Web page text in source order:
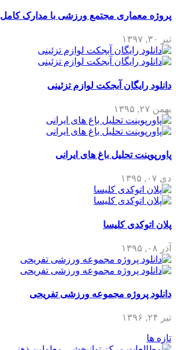
پروژه معماری مجتمع ورزشی با مدارک کامل
تیر ۳۰, ۱۳۹۷
دانلود رایگان آبجکت لوازم تزئینی
بهمن ۲۷, ۱۳۹۵
پاورپوینت تحلیل باغ های ایرانی
دی ۰۷, ۱۳۹۵
پلان اتوکدی کلیسا
آذر ۰۸, ۱۳۹۵
دانلود پروژه مجموعه ورزشی تفریحی
تیر ۲۴, ۱۳۹۶
تازه ها